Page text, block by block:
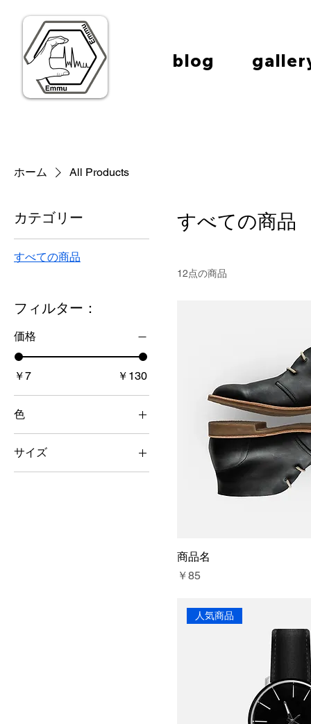
blog
ホーム All Products
カテゴリー
すべての商品
フィルター：
価格
￥7 ￥130
色
サイズ
L
すべての商品
12点の商品
商品名
価格
￥85
人気商品